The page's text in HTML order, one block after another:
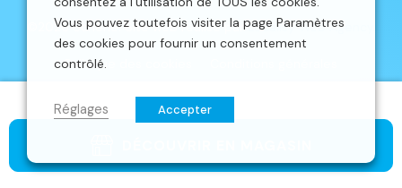
Vous pouvez toutefois visiter la page Paramètres
des cookies pour fournir un consentement
contrôlé.
Réglages Accepter
©2026 Schêne. Site web réalisé parLocalisy Web Agency.
Politique des cookies